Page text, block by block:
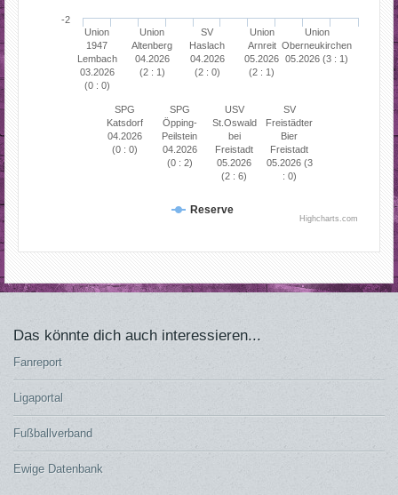
Reserve
Union
1947
Lembach
03.2026
(0 : 0)
SPG
Katsdorf
04.2026
(0 : 0)
Union
Altenberg
04.2026
(2 : 1)
SPG
Öpping-
Peilstein
04.2026
(0 : 2)
SV
Haslach
04.2026
(2 : 0)
USV
St.Oswald
bei
Freistadt
05.2026
(2 : 6)
Union
Arnreit
05.2026
(2 : 1)
SV
Freistädter
Bier
Freistadt
05.2026 (3
: 0)
Union
Oberneukirchen
05.2026 (3 : 1)
-2
Highcharts.com
Das könnte dich auch interessieren...
Fanreport
Ligaportal
Fußballverband
Ewige Datenbank